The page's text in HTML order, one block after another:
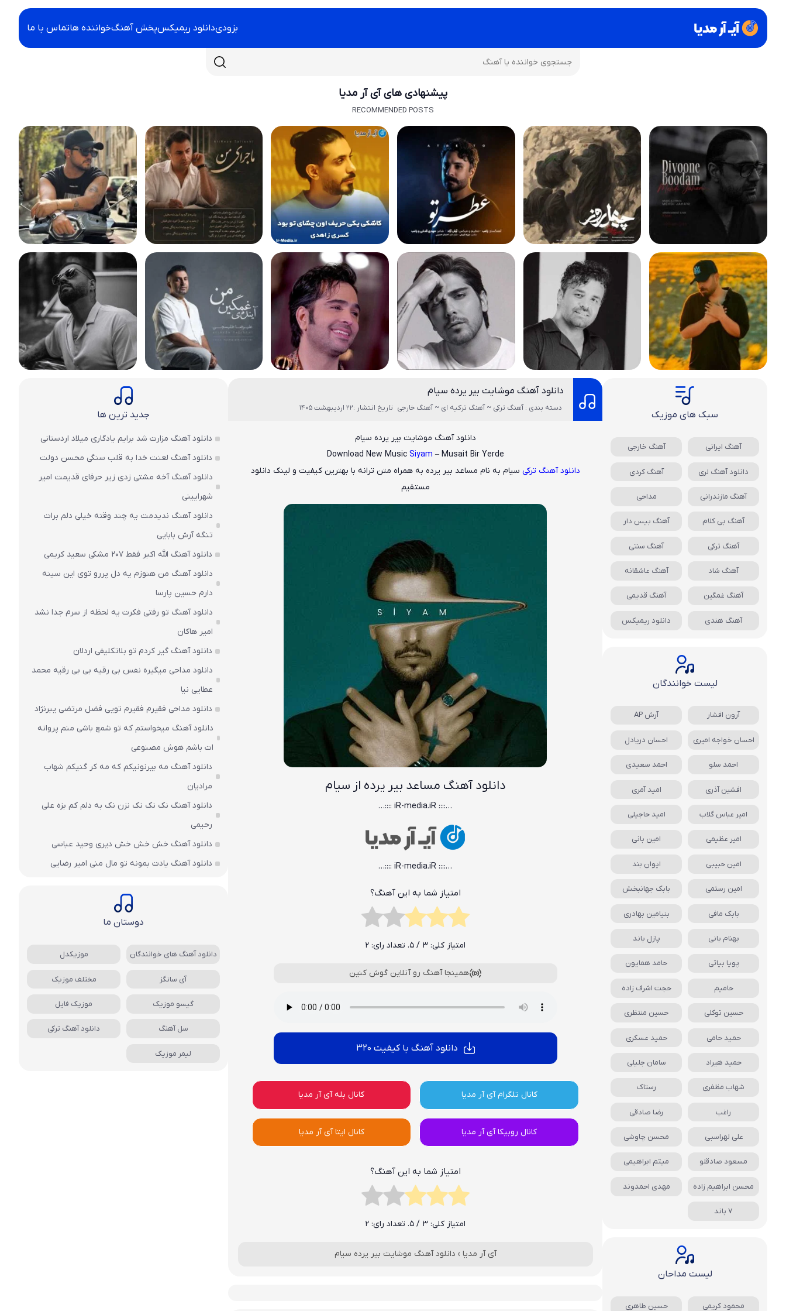
بزودیدانلود ریمیکسپخش آهنگخواننده هاتماس با ما
پیشنهادی های آی آر مدیا
RECOMMENDED POSTS
دانلود آهنگ موشایت بیر یرده سیام
دسته بندی : آهنگ ترکی ~ آهنگ ترکیه ای ~ آهنگ خارجی تاریخ انتشار :22 اردیبهشت 1405
دانلود آهنگ موشایت بیر یرده سیام
Download New MusicSiyam – Musait Bir Yerde
دانلود آهنگ ترکی سیام به نام مساعد بیر یرده به همراه متن ترانه با بهترین کیفیت و لینک دانلود
مستقیم
دانلود آهنگ مساعد بیر یرده از سیام
…:::: iR-media.iR ::::…
…:::: iR-media.iR ::::…
امتیاز شما به این آهنگ؟
امتیاز کلی: 3 / 5. تعداد رای: 2
همینجا آهنگ رو آنلاین گوش کنین
دانلود آهنگ با کیفیت 320
کانال تلگرام آی آر مدیا کانال بله آی آر مدیا
کانال روبیکا آی آر مدیا کانال ایتا آی آر مدیا
امتیاز شما به این آهنگ؟
امتیاز کلی: 3 / 5. تعداد رای: 2
آی آر مدیا › دانلود آهنگ موشایت بیر یرده سیام
سبک های موزیک
آهنگ ایرانی آهنگ خارجی
دانلود آهنگ لری آهنگ کردی
آهنگ مازندرانی مداحی
آهنگ بی کلام آهنگ بیس دار
آهنگ ترکی آهنگ سنتی
آهنگ شاد آهنگ عاشقانه
آهنگ غمگین آهنگ قدیمی
آهنگ هندی دانلود ریمیکس
لیست خوانندگان
آرون افشار آرش AP
احسان خواجه امیری احسان دریادل
احمد سلو احمد سعیدی
افشین آذری امید آمری
امیر عباس گلاب امید حاجیلی
امیر عظیمی امین بانی
امین حبیبی ایوان بند
امین رستمی بابک جهانبخش
بابک مافی بنیامین بهادری
بهنام بانی پازل باند
پویا بیاتی حامد همایون
حامیم حجت اشرف زاده
حسین توکلی حسین منتظری
حمید حامی حمید عسکری
حمید هیراد سامان جلیلی
شهاب مظفری رستاک
راغب رضا صادقی
علی لهراسبی محسن چاوشی
مسعود صادقلو میثم ابراهیمی
محسن ابراهیم زاده مهدی احمدوند
7 باند
لیست مداحان
محمود کریمی حسین طاهری
جدید ترین ها
دانلود آهنگ مزارت شد برایم یادگاری میلاد اردستانی
دانلود آهنگ لعنت خدا به قلب سنگی محسن دولت
دانلود آهنگ آخه مشتی زدی زیر حرفای قدیمت امیر
شهرایینی
دانلود آهنگ ندیدمت یه چند وقته خیلی دلم برات
تنگه آرش بابایی
دانلود آهنگ الله اکبر فقط 207 مشکی سعید کریمی
دانلود آهنگ من هنوزم یه دل پررو توی این سینه
دارم حسین پارسا
دانلود آهنگ تو رفتی فکرت یه لحظه از سرم جدا نشد
امیر هاکان
دانلود آهنگ گیر کردم تو بلاتکلیفی اردلان
دانلود مداحی میگیره نفس بی رقیه بی بی رقیه محمد
عطایی نیا
دانلود مداحی فقیرم فقیرم تویی فضل مرتضی یبرنژاد
دانلود آهنگ میخواستم که تو شمع باشی منم پروانه
ات باشم هوش مصنوعی
دانلود آهنگ مه بیرنونیکم که مه کر گنیکم شهاب
مرادیان
دانلود آهنگ نک نک نک نزن نک به دلم کم بزه علی
رحیمی
دانلود آهنگ خش خش خش دیری وحید عباسی
دانلود آهنگ یادت بمونه تو مال منی امیر رضایی
دوستان ما
دانلود آهنگ های خوانندگان موزیکدل
آی سانگز مختلف موزیک
گیسو موزیک موزیک فایل
سل آهنگ دانلود آهنگ ترکی
لیمر موزیک